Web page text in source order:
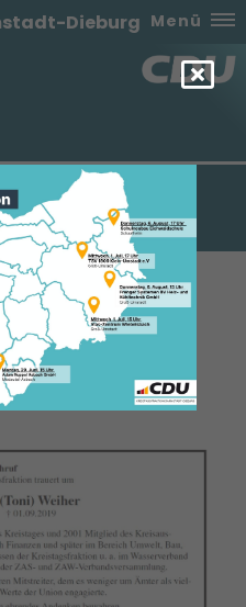
Dieburg Menü
TRAUERT UM ANTON
trauert um Herrn